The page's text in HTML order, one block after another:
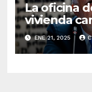
La oficina
vivienda
a la
Boquetillo
ENE 21, 2025